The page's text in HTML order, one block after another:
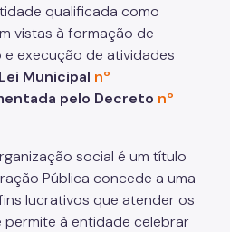
qualificada como
vistas à formação de
execução de atividades
Lei Municipal nº
pelo Decreto nº
social é um título
Pública concede a uma
lucrativos que atender os
permite à entidade celebrar